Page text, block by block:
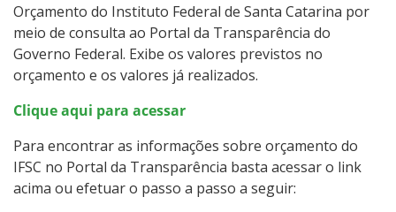
Publicações Oficiais
Consulta a processos
Tecnologia da Informação
Relação com Fundação de Apoio
Orçamento do Instituto Federal de Santa Catarina por
meio de consulta ao Portal da Transparência do
Governo Federal. Exibe os valores previstos no
orçamento e os valores já realizados.
Clique aqui para acessar
Para encontrar as informações sobre orçamento do
IFSC no Portal da Transparência basta acessar o link
acima ou efetuar o passo a passo a seguir: